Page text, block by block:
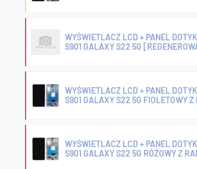
WYŚWIETLACZ LCD + PANEL
S901 GALAXY S22 5G
WYŚWIETLACZ LCD + PANEL
S901 GALAXY S22 5G FIOLETOWY
WYŚWIETLACZ LCD + PANEL
S901 GALAXY S22 5G RÓŻOWY Z